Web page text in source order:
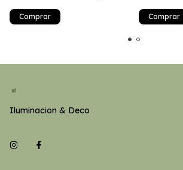
Comprar Comprar
Iluminacion & Deco